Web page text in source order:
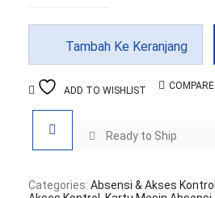
Control
Tambah Ke Keranjang
ADD TO WISHLIST COMPARE
Ready to Ship
Categories: Absensi & Akses Kontrol